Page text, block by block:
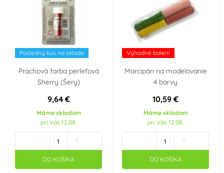
Silvestr Svatba
Srdce - Valentýn Pro obchod
Je to holka!! Je to kluk!!
SpongeBob
Posledný kus na sklade
Prachová farba perleťová
Sherry (Šery)
9,64 €
Máme skladom
pri Vás 12.08.
- +
DO KOŠÍKA
Výhodné balení
Marcipán na modelovanie
4 barvy
10,59 €
Máme skladom
pri Vás 12.08.
- +
DO KOŠÍKA